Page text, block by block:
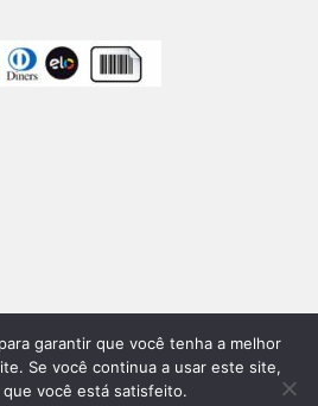
2026®. Lemon Bauru –
garantir que você tenha a melhor
Se você continua a usar este site,
que você está satisfeito.